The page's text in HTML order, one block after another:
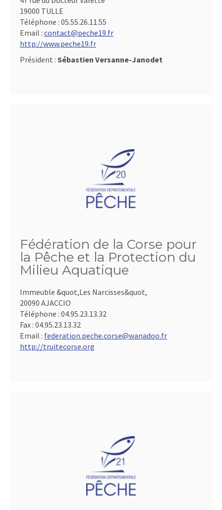
19000 TULLE
Téléphone : 05.55.26.11.55
Email : contact@peche19.fr
http://www.peche19.fr
Président : Sébastien Versanne-Janodet
Fédération de la Corse pour
la Pêche et la Protection du
Milieu Aquatique
Immeuble &quot,Les Narcisses&quot,
20090 AJACCIO
Téléphone : 04.95.23.13.32
Fax : 04.95.23.13.32
Email : federation.peche.corse@wanadoo.fr
http://truitecorse.org